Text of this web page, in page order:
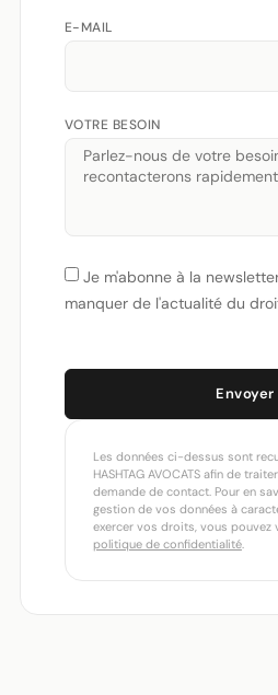
E-MAIL
VOTRE BESOIN
Je m'abonne à la
manquer de l'actualité du
Envoyer
Les données ci-dessus sont
HASHTAG AVOCATS afin de
demande de contact. Pour en
gestion de vos données à
exercer vos droits, vous pouvez
politique de confidentialité.